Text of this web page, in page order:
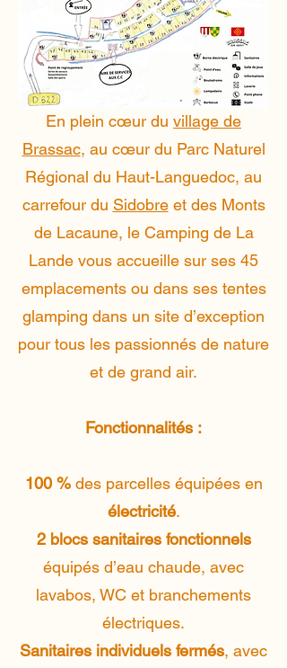
En plein cœur du village de
Brassac, au cœur du Parc Naturel
Régional du Haut-Languedoc, au
carrefour du Sidobre et des Monts
de Lacaune, le Camping de La
Lande vous accueille sur ses 45
emplacements ou dans ses tentes
glamping dans un site d’exception
pour tous les passionnés de nature
et de grand air.
Fonctionnalités :
100 %des parcelles équipées en
électricité.
2 blocs sanitaires fonctionnels
équipés d’eau chaude, avec
lavabos, WC et branchements
électriques.
Sanitaires individuels fermés, avec